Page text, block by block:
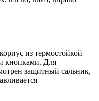
из термостойкой
кнопками. Для
защитный сальник,